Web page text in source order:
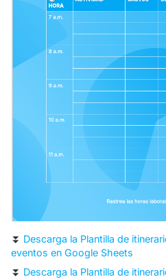
⏬ Descarga la Plantilla de
eventos en Google Sheets
⏬ Descarga la Plantilla de